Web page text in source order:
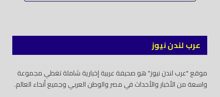
عرب لندن نيوز
موقع "عرب لندن نيوز" هو صحيفة عربية إخبارية شاملة تغطي مجموعة
واسعة من الأخبار والأحداث في مصر والوطن العربي وجميع أنحاء العالم.